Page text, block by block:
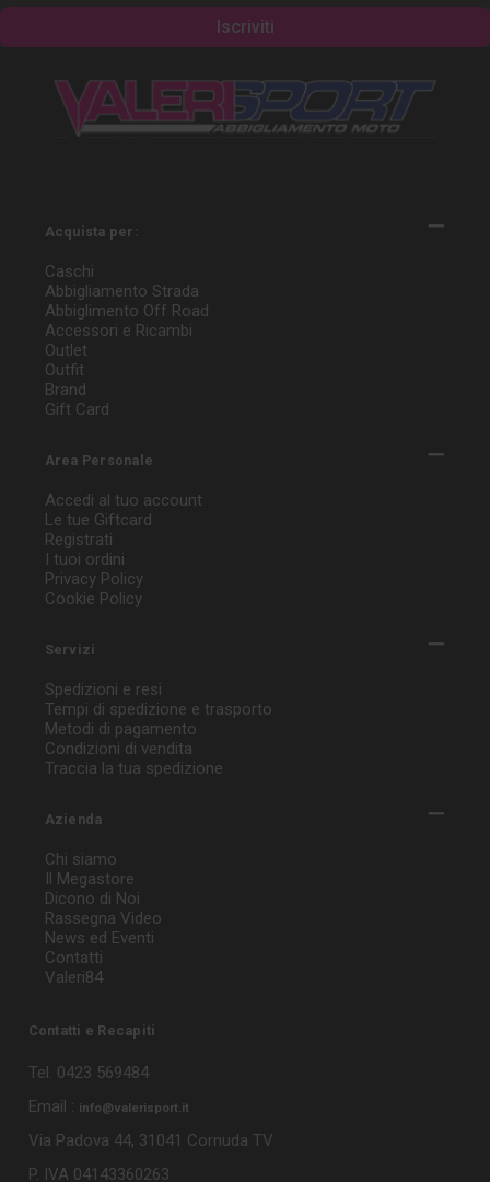
Acquista per:
Caschi
Abbigliamento Strada
Abbiglimento Off Road
Accessori e Ricambi
Outlet
Outfit
Brand
Gift Card
Area Personale
Accedi al tuo account
Le tue Giftcard
Registrati
I tuoi ordini
Privacy Policy
Cookie Policy
Servizi
Spedizioni e resi
Tempi di spedizione e trasporto
Metodi di pagamento
Condizioni di vendita
Traccia la tua spedizione
Azienda
Chi siamo
Il Megastore
Dicono di Noi
Rassegna Video
News ed Eventi
Contatti
Valeri84
Contatti e Recapiti
Tel. 0423 569484
Email : info@valerisport.it
Via Padova 44, 31041 Cornuda TV
P. IVA 04143360263